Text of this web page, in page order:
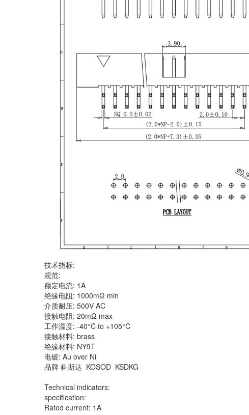
技术指标:
规范:
额定电流: 1A
绝缘电阻: 1000mΩ min
介质耐压: 500V AC
接触电阻: 20mΩ max
工作温度: -40°C to +105°C
接触材料: brass
绝缘材料: NY9T
电镀: Au over Ni
品牌 科斯达 KOSOD KSDKG
Technical indicators:
specification:
Rated current: 1A